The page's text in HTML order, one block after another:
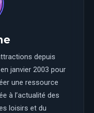
depuis
janvier 2003 pour
une ressource
à l’actualité des
loisirs et du